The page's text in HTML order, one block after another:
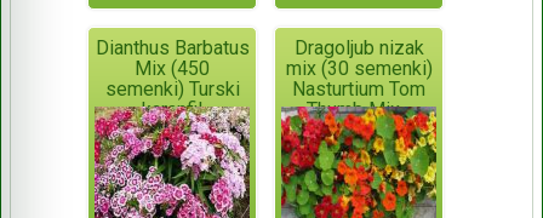
Dianthus Barbatus
Mix (450
semenki) Turski
karanfil
Dragoljub nizak
mix (30 semenki)
Nasturtium Tom
Thumb Mix -
Tropaeolum Majus